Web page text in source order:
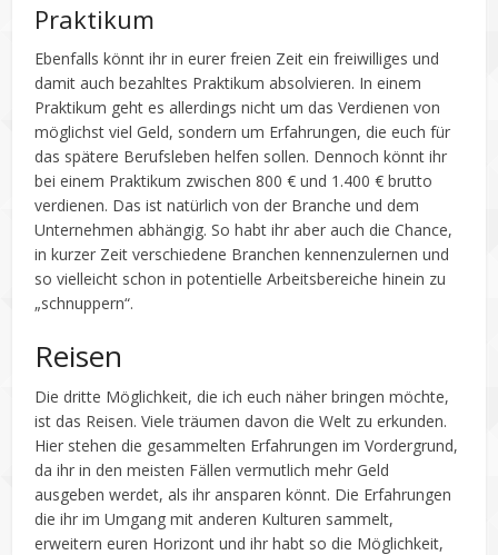
Praktikum
Ebenfalls könnt ihr in eurer freien Zeit ein freiwilliges und
damit auch bezahltes Praktikum absolvieren. In einem
Praktikum geht es allerdings nicht um das Verdienen von
möglichst viel Geld, sondern um Erfahrungen, die euch für
das spätere Berufsleben helfen sollen. Dennoch könnt ihr
bei einem Praktikum zwischen 800 € und 1.400 € brutto
verdienen. Das ist natürlich von der Branche und dem
Unternehmen abhängig. So habt ihr aber auch die Chance,
in kurzer Zeit verschiedene Branchen kennenzulernen und
so vielleicht schon in potentielle Arbeitsbereiche hinein zu
„schnuppern“.
Reisen
Die dritte Möglichkeit, die ich euch näher bringen möchte,
ist das Reisen. Viele träumen davon die Welt zu erkunden.
Hier stehen die gesammelten Erfahrungen im Vordergrund,
da ihr in den meisten Fällen vermutlich mehr Geld
ausgeben werdet, als ihr ansparen könnt. Die Erfahrungen
die ihr im Umgang mit anderen Kulturen sammelt,
erweitern euren Horizont und ihr habt so die Möglichkeit,